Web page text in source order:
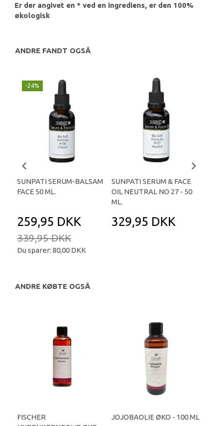
Er der angivet en * ved en ingrediens, er den 100%
økologisk
ANDRE FANDT OGSÅ
-24%
SUNPATI SERUM-BALSAM
FACE 50 ML.
259,95 DKK
339,95 DKK
Du sparer: 80,00 DKK
SUNPATI SERUM & FACE
OIL NEUTRAL NO 27 - 50
ML.
329,95 DKK
ANDRE KØBTE OGSÅ
FISCHER
JOJOBAOLIE ØKO - 100 ML